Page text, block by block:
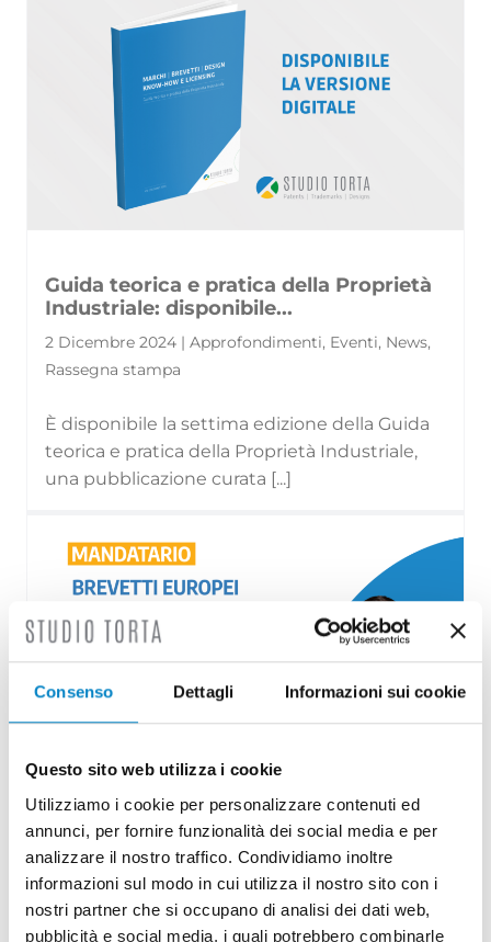
Consenso Dettagli Informazioni sui cookie
Questo sito web utilizza i cookie
Utilizziamo i cookie per personalizzare contenuti ed
annunci, per fornire funzionalità dei social media e per
analizzare il nostro traffico. Condividiamo inoltre
informazioni sul modo in cui utilizza il nostro sito con i
nostri partner che si occupano di analisi dei dati web,
pubblicità e social media, i quali potrebbero combinarle
Guida teorica e pratica della Proprietà
Industriale: disponibile...
2 Dicembre 2024 | Approfondimenti, Eventi, News,
Rassegna stampa
È disponibile la settima edizione della Guida
teorica e pratica della Proprietà Industriale,
una pubblicazione curata [...]
Roberto Battista nuovo Mandatario
Brevetti Europei
3 Agosto 2026 | News
Siamo orgogliosi di annunciare che Roberto